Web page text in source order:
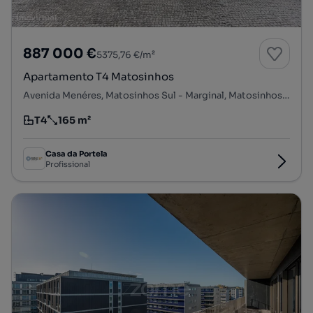
887 000 €5375,76 €/m²
Apartamento T4 Matosinhos
Avenida Menéres, Matosinhos Sul - Marginal, Matosinhos e Leça da Palmeira, Matosinhos, Porto
Tipologia
T4
Preço por metro quadrado
165 m²
Casa da Portela
Profissional